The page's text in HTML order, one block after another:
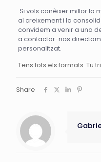
Si vols conèixer millor la
al creixement i la
convidem a venir a una
a contactar-nos
personalitzat.
Tens tots els formats. Tu
Share